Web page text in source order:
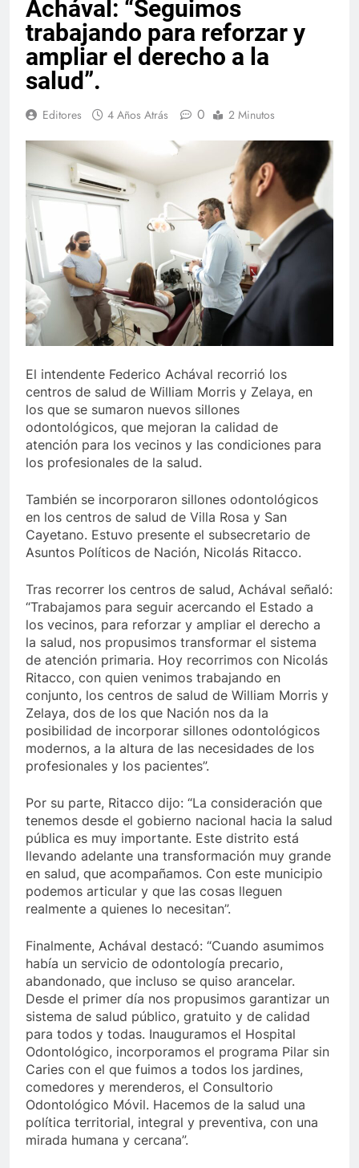
Achával: “Seguimos
trabajando para reforzar y
ampliar el derecho a la
salud”.
Editores 4 Años Atrás 0 2 Minutos
El intendente Federico Achával recorrió los
centros de salud de William Morris y Zelaya, en
los que se sumaron nuevos sillones
odontológicos, que mejoran la calidad de
atención para los vecinos y las condiciones para
los profesionales de la salud.
También se incorporaron sillones odontológicos
en los centros de salud de Villa Rosa y San
Cayetano. Estuvo presente el subsecretario de
Asuntos Políticos de Nación, Nicolás Ritacco.
Tras recorrer los centros de salud, Achával señaló:
“Trabajamos para seguir acercando el Estado a
los vecinos, para reforzar y ampliar el derecho a
la salud, nos propusimos transformar el sistema
de atención primaria. Hoy recorrimos con Nicolás
Ritacco, con quien venimos trabajando en
conjunto, los centros de salud de William Morris y
Zelaya, dos de los que Nación nos da la
posibilidad de incorporar sillones odontológicos
modernos, a la altura de las necesidades de los
profesionales y los pacientes”.
Por su parte, Ritacco dijo: “La consideración que
tenemos desde el gobierno nacional hacia la salud
pública es muy importante. Este distrito está
llevando adelante una transformación muy grande
en salud, que acompañamos. Con este municipio
podemos articular y que las cosas lleguen
realmente a quienes lo necesitan”.
Finalmente, Achával destacó: “Cuando asumimos
había un servicio de odontología precario,
abandonado, que incluso se quiso arancelar.
Desde el primer día nos propusimos garantizar un
sistema de salud público, gratuito y de calidad
para todos y todas. Inauguramos el Hospital
Odontológico, incorporamos el programa Pilar sin
Caries con el que fuimos a todos los jardines,
comedores y merenderos, el Consultorio
Odontológico Móvil. Hacemos de la salud una
política territorial, integral y preventiva, con una
mirada humana y cercana”.